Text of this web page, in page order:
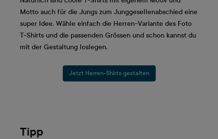
Motto auch für die Jungs zum Junggesellenabschied eine
super Idee. Wähle einfach die Herren-Variante des Foto
T-Shirts und die passenden Grössen und schon kannst du
mit der Gestaltung loslegen.
Jetzt Herren-Shirts gestalten
Tipp